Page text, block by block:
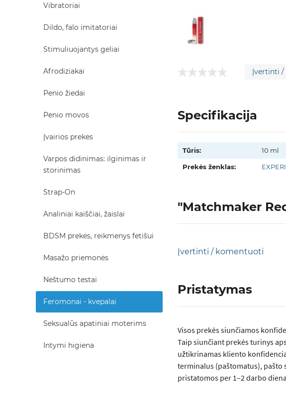
Vibratoriai
Dildo, falo imitatoriai
Stimuliuojantys geliai
Afrodiziakai
Penio žiedai
Penio movos
Įvairios prekės
Varpos didinimas: ilginimas ir
storinimas
Strap-On
Analiniai kaiščiai, žaislai
BDSM prekės, reikmenys fetišui
Masažo priemonės
Nėštumo testai
Feromonai - kvepalai
Seksualūs apatiniai moterims
Intymi higiena
Įvertinti
Specifikacija
Tūris: 10 ml
Prekės ženklas:
"Matchmaker
Įvertinti / komentuoti
Pristatymas
Visos prеkės siunčiamos
Taip siunčiant prekės turinys
užtikrinamas kliento
terminalus (paštomatus), pašto
pristatomos per 1–2 darbo